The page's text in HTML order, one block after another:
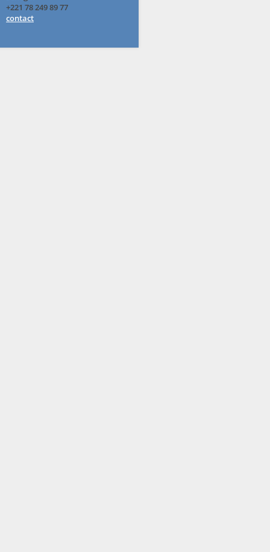
+221 78 249 89 77
contact